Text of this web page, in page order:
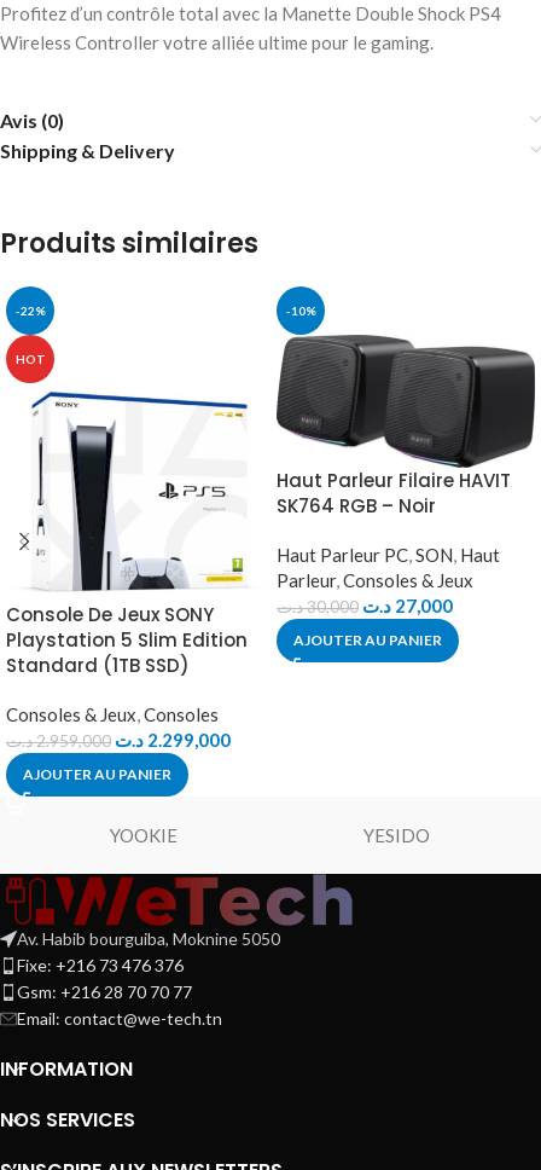
Profitez d’un contrôle total avec la Manette Double Shock PS4
Wireless Controller votre alliée ultime pour le gaming.
Avis (0)
Shipping & Delivery
Produits similaires
-22%
HOT
Console De Jeux SONY
Playstation 5 Slim Edition
Standard (1TB SSD)
Consoles & Jeux,Consoles
2.959,000د.ت 2.299,000 د.ت
AJOUTER AU PANIER
-10%
Haut Parleur Filaire HAVIT
SK764 RGB – Noir
Haut Parleur PC,SON, Haut
Parleur,Consoles & Jeux
30,000د.ت 27,000 د.ت
AJOUTER AU PANIER
YOOKIE YESIDO
Av. Habib bourguiba, Moknine 5050
Fixe: +216 73 476 376
Gsm: +216 28 70 70 77
Email: contact@we-tech.tn
INFORMATION
NOS SERVICES